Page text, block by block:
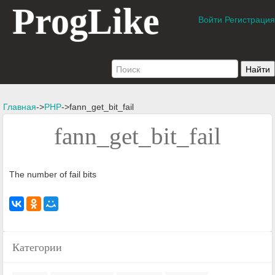
ProgLike Войти Регистрация
Главная->PHP->fann_get_bit_fail
fann_get_bit_fail
The number of fail bits
Категории